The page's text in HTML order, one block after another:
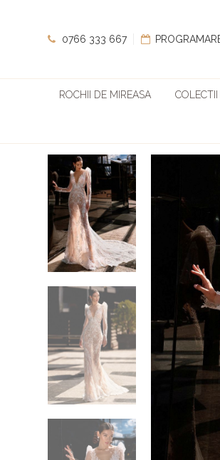
0766 333 667
ROCHII DE MIREASA